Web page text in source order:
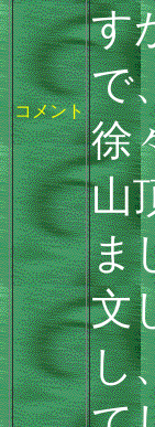
コメント
す
で
徐
山
ま
文
し